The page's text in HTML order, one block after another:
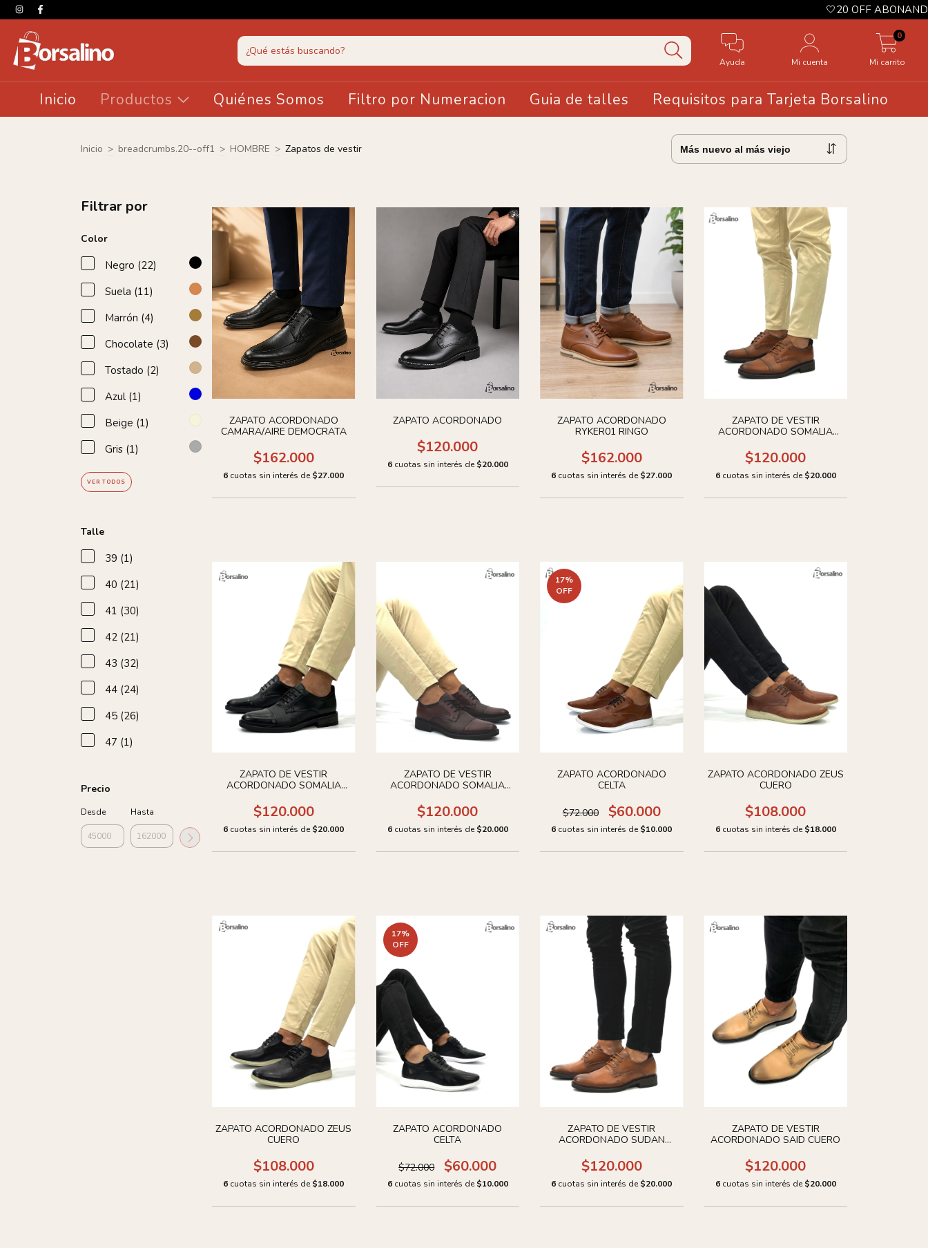
🤍20 OFF ABONANDO CON
Ayuda Mi cuenta Mi carrito
0
Inicio Productos Quiénes Somos Filtro por Numeracion Guia de talles Requisitos para Tarjeta Borsalino
Inicio > breadcrumbs.20--off1 > HOMBRE > Zapatos de vestir
Filtrar por
Color
Negro (22)
Suela (11)
Marrón (4)
Chocolate (3)
Tostado (2)
Azul (1)
Beige (1)
Gris (1)
VER TODOS
Talle
39 (1)
40 (21)
41 (30)
42 (21)
43 (32)
44 (24)
45 (26)
47 (1)
Precio
Desde Hasta
ZAPATO ACORDONADO
CAMARA/AIRE DEMOCRATA
$162.000
6 cuotas sin interés de $27.000
ZAPATO ACORDONADO
$120.000
6 cuotas sin interés de $20.000
ZAPATO ACORDONADO
RYKER01 RINGO
$162.000
6 cuotas sin interés de $27.000
ZAPATO DE VESTIR
ACORDONADO SOMALIA
$120.000
6 cuotas sin interés de $20.000
ZAPATO DE VESTIR
ACORDONADO SOMALIA
$120.000
6 cuotas sin interés de $20.000
ZAPATO DE VESTIR
ACORDONADO SOMALIA
$120.000
6 cuotas sin interés de $20.000
17%
OFF
ZAPATO ACORDONADO
CELTA
$72.000 $60.000
6 cuotas sin interés de $10.000
ZAPATO ACORDONADO ZEUS
CUERO
$108.000
6 cuotas sin interés de $18.000
ZAPATO ACORDONADO ZEUS
CUERO
$108.000
6 cuotas sin interés de $18.000
17%
OFF
ZAPATO ACORDONADO
CELTA
$72.000 $60.000
6 cuotas sin interés de $10.000
ZAPATO DE VESTIR
ACORDONADO SUDAN
$120.000
6 cuotas sin interés de $20.000
ZAPATO DE VESTIR
ACORDONADO SAID CUERO
$120.000
6 cuotas sin interés de $20.000